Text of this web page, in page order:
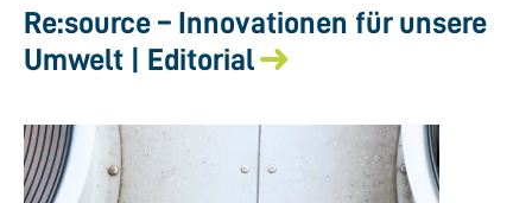
Re:source – Innovationen für unsere
Umwelt | Editorial